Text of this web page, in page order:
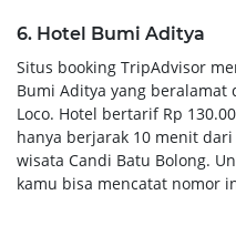
6. Hotel Bumi Aditya
Situs booking TripAdvisor
Bumi Aditya yang beralamat
Loco. Hotel bertarif Rp
hanya berjarak 10 menit
wisata Candi Batu Bolong.
kamu bisa mencatat nomor